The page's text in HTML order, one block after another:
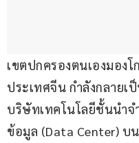
เขตปกครองตนเองมอง
ประเทศจีน กำลังกลาย
บริษัทเทคโนโลยีชั้นนำจ
ข้อมูล (Data Center) บ